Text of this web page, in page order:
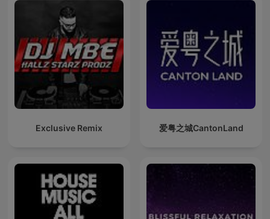
Exclusive Remix 爱粤之城CantonLand